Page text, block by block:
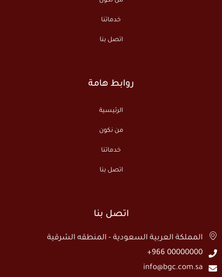
خدماتنا
اتصل بنا
روابط هامة
الرئيسية
من نكون
خدماتنا
اتصل بنا
اتصل بنا
المملكة العربية السعودية - المنطقه الشرقية
00000000 966+
info@bgc.com.sa